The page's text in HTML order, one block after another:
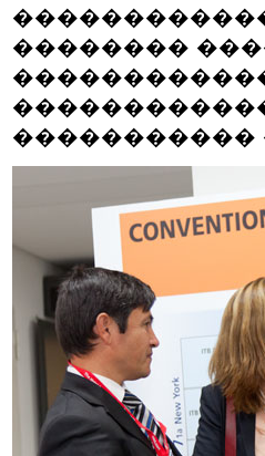
��������
�����������